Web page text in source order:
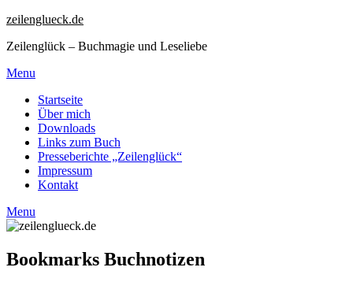
zeilenglueck.de
Zeilenglück – Buchmagie und Leseliebe
Menu
Startseite
Über mich
Downloads
Links zum Buch
Presseberichte „Zeilenglück“
Impressum
Kontakt
Menu
Bookmarks Buchnotizen